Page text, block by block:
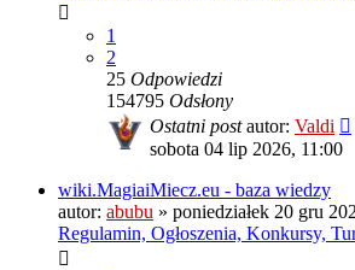
1
2
25 Odpowiedzi
154795 Odsłony
Ostatni postautor: Valdi
sobota 04 lip 2026, 11:00
wiki.MagiaiMiecz.eu - baza wiedzy
autor: abubu » poniedziałek 20 gru
Regulamin, Ogłoszenia, Konkursy,